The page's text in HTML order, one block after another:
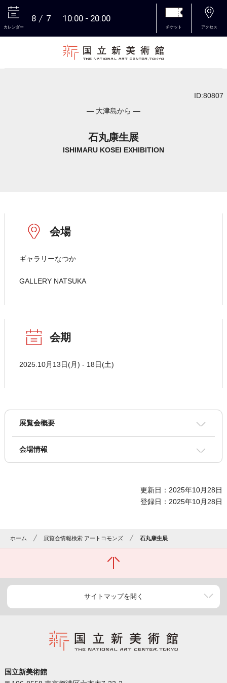
カレンダー
8 7 10:00 20:00
チケット アクセス
ID:80807
― 大津島から ―
石丸康生展
ISHIMARU KOSEI EXHIBITION
会場
ギャラリーなつか
GALLERY NATSUKA
会期
2025.10月13日(月) - 18日(土)
展覧会概要
会場情報
更新日：2025年10月28日
登録日：2025年10月28日
ホーム 展覧会情報検索 アートコモンズ 石丸康生展
サイトマップを開く
国立新美術館